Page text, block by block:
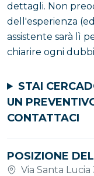
dettagli. Non
dell'esperienza
assistente sarà lì
chiarire ogni
STAI
UN
CONTATTACI
POSIZIONE
Via Santa Lucia